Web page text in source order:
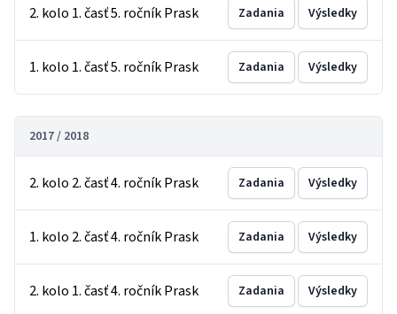
2. kolo 1. časť 5. ročník Prask Zadania Výsledky
1. kolo 1. časť 5. ročník Prask Zadania Výsledky
2017 / 2018
2. kolo 2. časť 4. ročník Prask Zadania Výsledky
1. kolo 2. časť 4. ročník Prask Zadania Výsledky
2. kolo 1. časť 4. ročník Prask Zadania Výsledky